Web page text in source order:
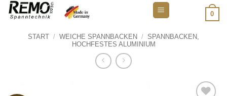
Zum
Inhalt
0
START / WEICHE SPANNBACKEN / SPANNBACKEN,
HOCHFESTES ALUMINIUM